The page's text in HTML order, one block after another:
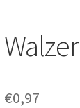
Walzer
€0,97